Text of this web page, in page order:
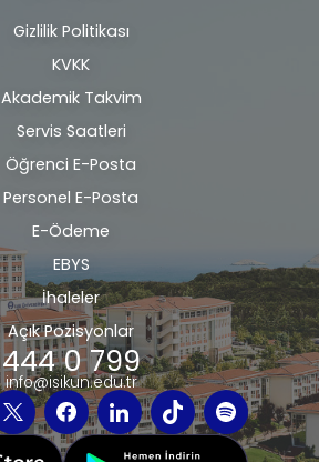
Alt
bilgi
Gizlilik Politikası
KVKK
Akademik Takvim
Servis Saatleri
Öğrenci E-Posta
Personel E-Posta
E-Ödeme
EBYS
İhaleler
Açık Pozisyonlar
444 0 799
info@isikun.edu.tr